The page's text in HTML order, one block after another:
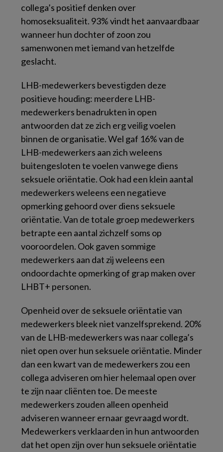
collega’s positief denken over
homoseksualiteit. 93% vindt het aanvaardbaar
wanneer hun dochter of zoon zou
samenwonen met iemand van hetzelfde
geslacht.
LHB-medewerkers bevestigden deze
positieve houding: meerdere LHB-
medewerkers benadrukten in open
antwoorden dat ze zich erg veilig voelen
binnen de organisatie. Wel gaf 16% van de
LHB-medewerkers aan zich weleens
buitengesloten te voelen vanwege diens
seksuele oriëntatie. Ook had een klein aantal
medewerkers weleens een negatieve
opmerking gehoord over diens seksuele
oriëntatie. Van de totale groep medewerkers
betrapte een aantal zichzelf soms op
vooroordelen. Ook gaven sommige
medewerkers aan dat zij weleens een
ondoordachte opmerking of grap maken over
LHBT+ personen.
Openheid over de seksuele oriëntatie van
medewerkers bleek niet vanzelfsprekend. 20%
van de LHB-medewerkers was naar collega’s
niet open over hun seksuele oriëntatie. Minder
dan een kwart van de medewerkers zou een
collega adviseren om hier helemaal open over
te zijn naar cliënten toe. De meeste
medewerkers zouden alleen openheid
adviseren wanneer ernaar gevraagd wordt.
Medewerkers verklaarden in hun antwoorden
dat het open zijn over hun seksuele oriëntatie